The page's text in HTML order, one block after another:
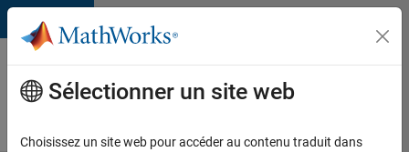
Passer au contenu
Votre
carrière
chez
Sélectionner un site web
Choisissez un site web pour accéder au contenu traduit dans